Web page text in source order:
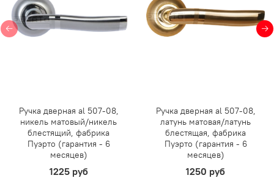
Ручка дверная al 507-08,
никель матовый/никель
блестящий, фабрика
Пуэрто (гарантия - 6
месяцев)
1225 руб
Ручка дверная al 507-08,
латунь матовая/латунь
блестящая, фабрика
Пуэрто (гарантия - 6
месяцев)
1250 руб